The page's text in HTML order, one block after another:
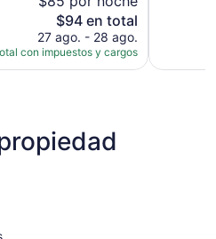
cargo)
tintorería
El
precio
actual
es
$94 en total
27 ago. - 28 ago.
con impuestos y cargos